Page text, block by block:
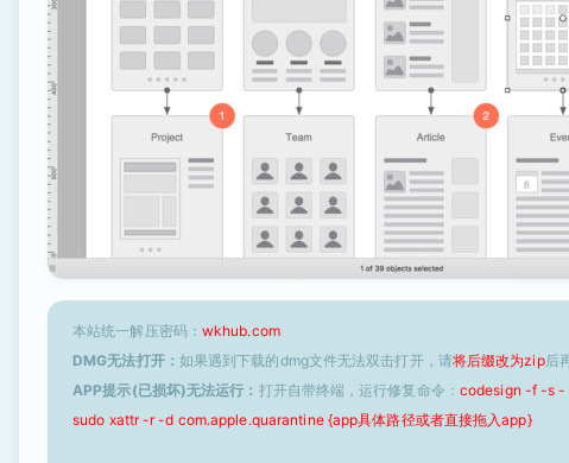
本站统一解压密码： wkhub.com
DMG无法打开： 如果遇到下载的dmg文件无法双击打开，请将后缀改为zip后
APP提示(已损坏)无法运行： 打开自带终端，运行修复命令： codesign -f -s -
sudo xattr -r -d com.apple.quarantine {app具体路径或者直接拖入app}